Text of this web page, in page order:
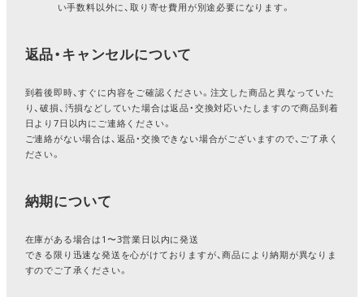
い手数料以外に、取り寄せ費用が別途必要になります。
返品・キャンセルについて
到着後即時、すぐに内容をご確認ください。注文した商品と異なっていた
り、破損、汚損などしていた場合は返品・交換対応いたしますので商品到着
日より7日以内にご連絡ください。
ご連絡がない場合は、返品・交換できない場合がございますので、ご了承く
ださい。
納期について
在庫がある場合は1〜3営業日以内に発送
できる限り迅速な発送を心がけておりますが、商品により納期が異なりま
すのでご了承ください。